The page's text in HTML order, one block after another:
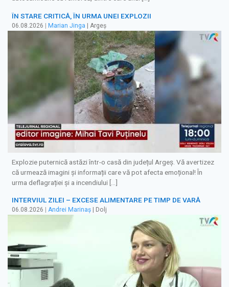
ÎN STARE CRITICĂ, ÎN URMA UNEI EXPLOZII
06.08.2026 Marian Jinga | Argeș
Explozie puternică astăzi într-o casă din județul Argeș. Vă avertizez
că urmează imagini și informații care vă pot afecta emoțional! În
urma deflagrației și a incendiului […]
INTERVIUL ZILEI – EXCESE ALIMENTARE PE TIMP DE VARĂ
06.08.2026 Andrei Marinaș | Dolj